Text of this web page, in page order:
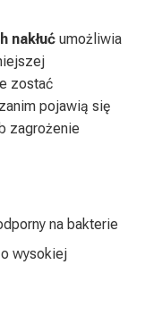
nakłuć umożliwia
zostać
pojawią się
zagrożenie
na bakterie
wysokiej